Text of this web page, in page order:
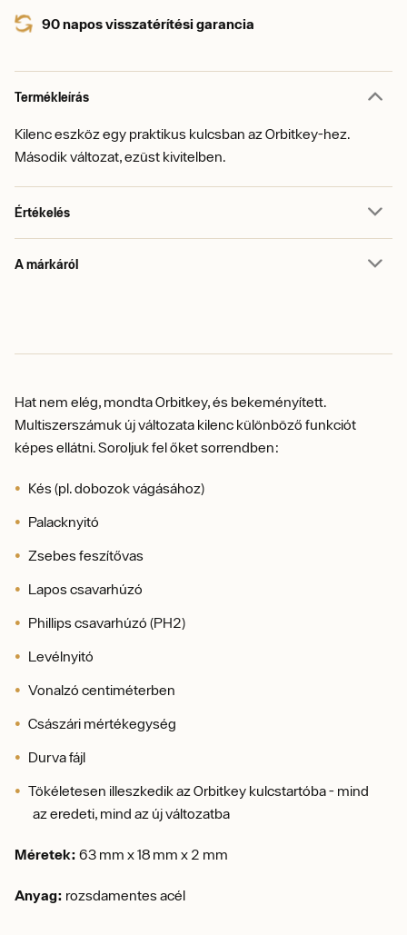
90 napos visszatérítési garancia
Termékleírás
Kilenc eszköz egy praktikus kulcsban az Orbitkey-hez.
Második változat, ezüst kivitelben.
Értékelés
A márkáról
Hat nem elég, mondta Orbitkey, és bekeményített.
Multiszerszámuk új változata kilenc különböző funkciót
képes ellátni. Soroljuk fel őket sorrendben:
Kés (pl. dobozok vágásához)
Palacknyitó
Zsebes feszítővas
Lapos csavarhúzó
Phillips csavarhúzó (PH2)
Levélnyitó
Vonalzó centiméterben
Császári mértékegység
Durva fájl
Tökéletesen illeszkedik az Orbitkey kulcstartóba - mind
az eredeti, mind az új változatba
Méretek: 63 mm x 18 mm x 2 mm
Anyag: rozsdamentes acél